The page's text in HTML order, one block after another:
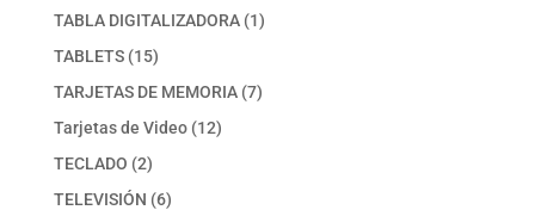
producto
TABLA DIGITALIZADORA 11
TABLETS 1515
productos
TARJETAS DE MEMORIA 77
Tarjetas de Video 1212
TECLADO 22
productos
TELEVISIÓN 66